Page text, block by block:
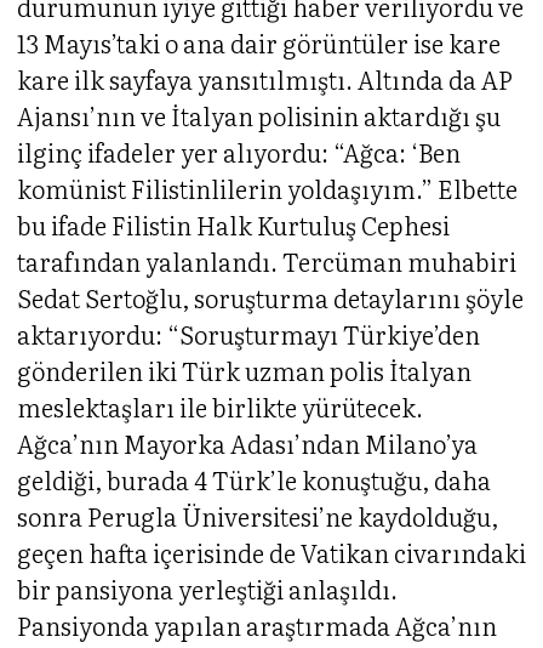
13 Mayıs’taki o ana dair görüntüler ise kare
kare ilk sayfaya yansıtılmıştı. Altında da AP
Ajansı’nın ve İtalyan polisinin aktardığı şu
ilginç ifadeler yer alıyordu: “Ağca: ‘Ben
komünist Filistinlilerin yoldaşıyım.” Elbette
bu ifade Filistin Halk Kurtuluş Cephesi
tarafından yalanlandı. Tercüman muhabiri
Sedat Sertoğlu, soruşturma detaylarını şöyle
aktarıyordu: “Soruşturmayı Türkiye’den
gönderilen iki Türk uzman polis İtalyan
meslektaşları ile birlikte yürütecek.
Ağca’nın Mayorka Adası’ndan Milano’ya
geldiği, burada 4 Türk’le konuştuğu, daha
sonra Perugla Üniversitesi’ne kaydolduğu,
geçen hafta içerisinde de Vatikan civarındaki
bir pansiyona yerleştiği anlaşıldı.
Pansiyonda yapılan araştırmada Ağca’nın